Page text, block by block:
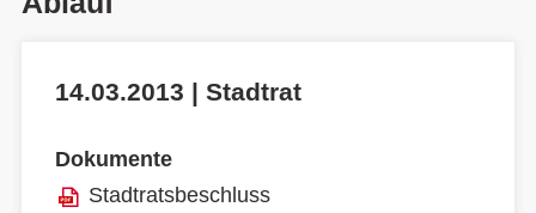
14.03.2013 | Stadtrat
Dokumente
Stadtratsbeschluss